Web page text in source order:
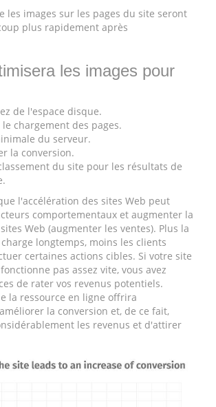
les images sur les pages du site seront
plus rapidement après
les images pour
de l'espace disque.
le chargement des pages.
du serveur.
la conversion.
du site pour les résultats de
l'accélération des sites Web peut
comportementaux et augmenter la
Web (augmenter les ventes). Plus la
longtemps, moins les clients
certaines actions cibles. Si votre site
pas assez vite, vous avez
de rater vos revenus potentiels.
la ressource en ligne offrira
la conversion et, de ce fait,
les revenus et d'attirer